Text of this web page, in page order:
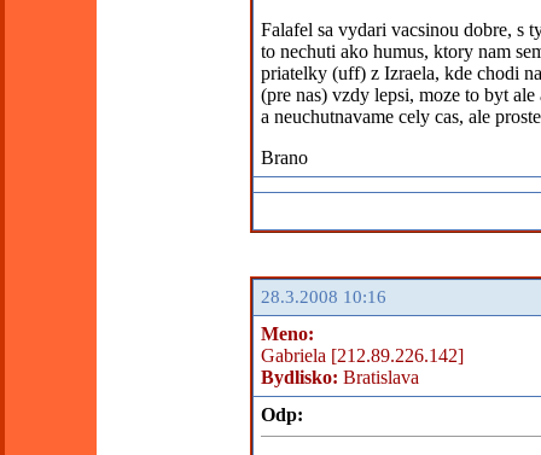
Falafel sa vydari vacsinou dobre, s
to nechuti ako humus, ktory nam
priatelky (uff) z Izraela, kde chodi
(pre nas) vzdy lepsi, moze to byt
a neuchutnavame cely cas, ale
Brano
28.3.2008 10:16
Meno:
Gabriela [212.89.226.142]
Bydlisko: Bratislava
Odp: